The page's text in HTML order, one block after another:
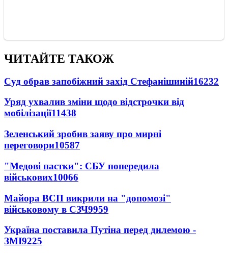
ЧИТАЙТЕ ТАКОЖ
Суд обрав запобіжний захід Стефанішиній16232
Уряд ухвалив зміни щодо відстрочки від
мобілізації11438
Зеленський зробив заяву про мирні
переговори10587
"Медові пастки": СБУ попередила
військових10066
Майора ВСП викрили на "допомозі"
військовому в СЗЧ9959
Україна поставила Путіна перед дилемою -
ЗМІ9225